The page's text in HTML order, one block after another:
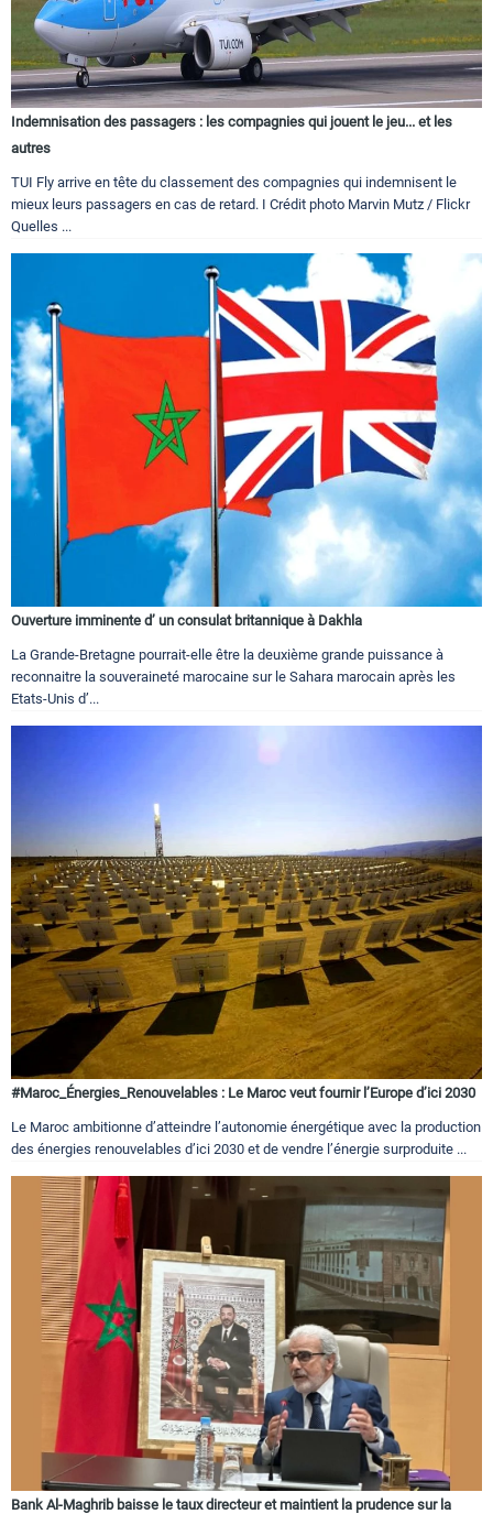
Indemnisation des passagers : les compagnies qui jouent le jeu... et les
autres
TUI Fly arrive en tête du classement des compagnies qui indemnisent le
mieux leurs passagers en cas de retard. I Crédit photo Marvin Mutz / Flickr
Quelles ...
Ouverture imminente d’ un consulat britannique à Dakhla
La Grande-Bretagne pourrait-elle être la deuxième grande puissance à
reconnaitre la souveraineté marocaine sur le Sahara marocain après les
Etats-Unis d’...
#Maroc_Énergies_Renouvelables : Le Maroc veut fournir l’Europe d’ici 2030
Le Maroc ambitionne d’atteindre l’autonomie énergétique avec la production
des énergies renouvelables d’ici 2030 et de vendre l’énergie surproduite ...
Bank Al-Maghrib baisse le taux directeur et maintient la prudence sur la